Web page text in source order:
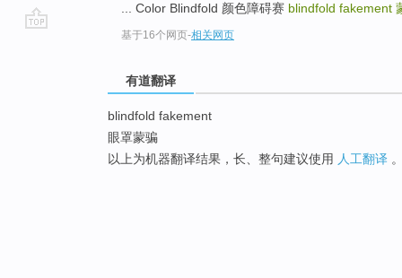
... Color Blindfold 颜色障碍赛 blindfold fakement
基于16个网页-相关网页
有道翻译
blindfold fakement
眼罩蒙骗
以上为机器翻译结果，长、整句建议使用 人工翻译